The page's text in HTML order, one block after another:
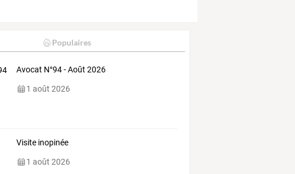
Populaires
Avocat N°94 - Août 2026
1 août 2026
Visite inopinée
1 août 2026